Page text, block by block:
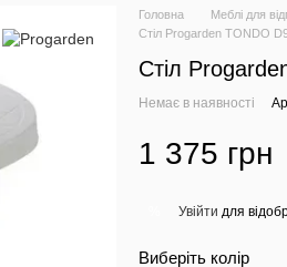
Головна Меблі для
Стіл Progarden TONDO
Стіл
Немає в наявності
1 375 грн
Увійти для
Виберіть колір